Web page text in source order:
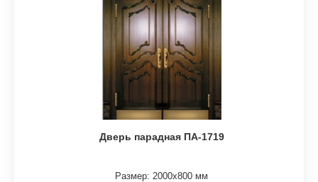
Дверь парадная ПА-1719
Размер: 2000х800 мм